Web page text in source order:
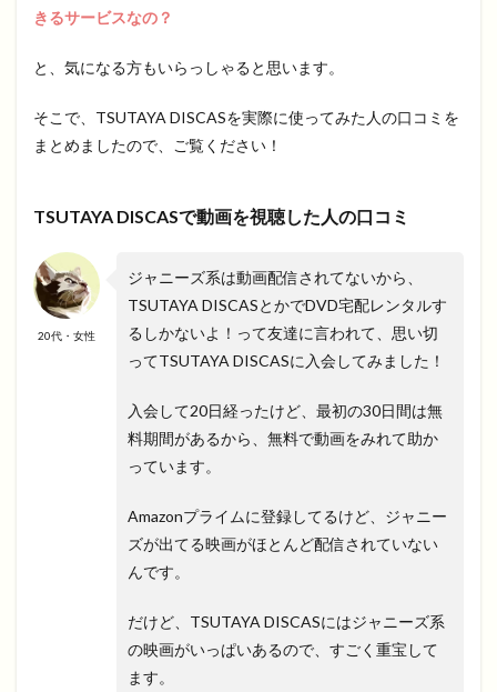
きるサービスなの？
と、気になる方もいらっしゃると思います。
そこで、TSUTAYA DISCASを実際に使ってみた人の口コミを
まとめましたので、ご覧ください！
TSUTAYA DISCASで動画を視聴した人の口コミ
20代・女性
ジャニーズ系は動画配信されてないから、
TSUTAYA DISCASとかでDVD宅配レンタルす
るしかないよ！って友達に言われて、思い切
ってTSUTAYA DISCASに入会してみました！
入会して20日経ったけど、最初の30日間は無
料期間があるから、無料で動画をみれて助か
っています。
Amazonプライムに登録してるけど、ジャニー
ズが出てる映画がほとんど配信されていない
んです。
だけど、TSUTAYA DISCASにはジャニーズ系
の映画がいっぱいあるので、すごく重宝して
ます。